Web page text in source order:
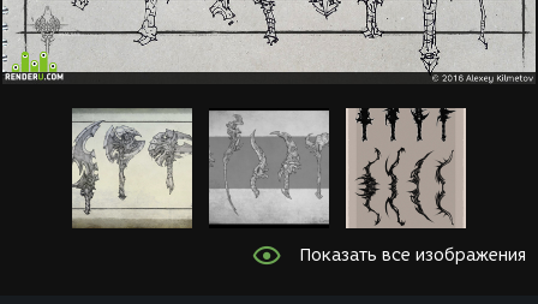
Показать все изображения